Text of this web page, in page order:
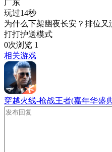
广东
玩过14秒
为什么下架幽夜长安？排位
打打护送模式
0次浏览 1
相关游戏
穿越火线-枪战王者(嘉年华盛